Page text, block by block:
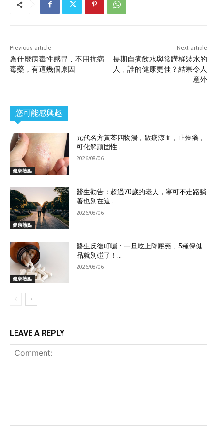
Previous article
為什麼病毒性感冒，不用抗病
毒藥，有這幾個原因
Next article
長期自煮飲水與常購桶裝水的
人，誰的健康更佳？結果令人
意外
您可能感興趣
健康熱點
元代名方黃芩四物湯，散瘀涼血，止燥癢，
可化解頑固性...
2026/08/06
健康熱點
醫生勸告：超過70歲的老人，寧可不走路躺
著也別在這...
2026/08/06
健康熱點
醫生反復叮囑：一旦吃上降壓藥，5種保健
品就別碰了！...
2026/08/06
LEAVE A REPLY